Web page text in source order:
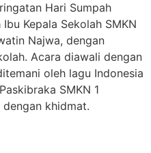
Hari Sumpah
Kepala Sekolah SMKN
Najwa, dengan
Acara diawali dengan
oleh lagu Indonesia
SMKN 1
khidmat.